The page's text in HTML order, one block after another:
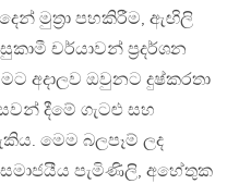
මුත්‍රා පහකිරීම, ඇඟිලි
චර්යාවන් ප්‍රදර්ශන
අදාලව ඔවුනට දුෂ්කරතා
දීමේ ගැටළු සහ
මෙම බලපෑම් ලද
පැමිණිලි, අහේතුක